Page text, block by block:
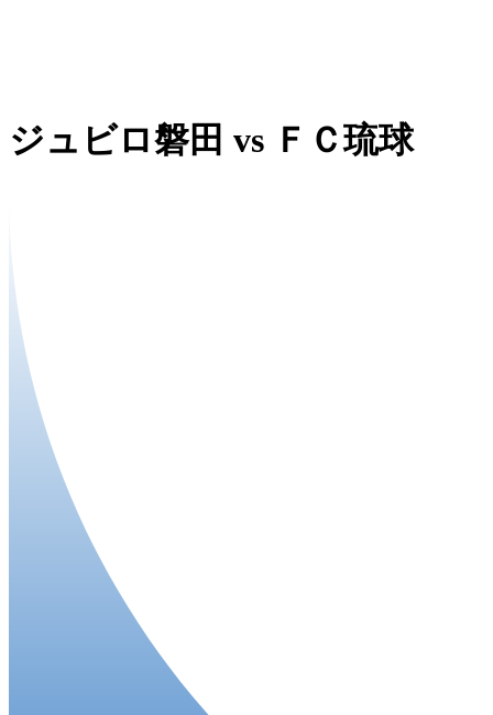
ジュビロ磐田 vs ＦＣ琉球